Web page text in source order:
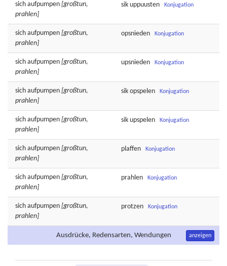
sich aufpumpen [großtun,
prahlen]
sik uppuusten Konjugation
sich aufpumpen [großtun,
prahlen]
opsnieden Konjugation
sich aufpumpen [großtun,
prahlen]
upsnieden Konjugation
sich aufpumpen [großtun,
prahlen]
sik opspelen Konjugation
sich aufpumpen [großtun,
prahlen]
sik upspelen Konjugation
sich aufpumpen [großtun,
prahlen]
plaffen Konjugation
sich aufpumpen [großtun,
prahlen]
prahlen Konjugation
sich aufpumpen [großtun,
prahlen]
protzen Konjugation
Ausdrücke, Redensarten, Wendungen anzeigen